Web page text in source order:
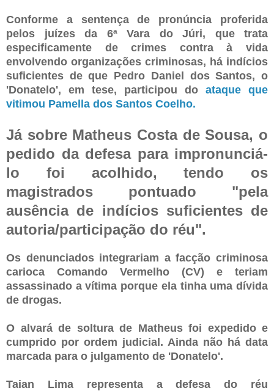
Conforme a sentença de pronúncia proferida
pelos juízes da 6ª Vara do Júri, que trata
especificamente de crimes contra à vida
envolvendo organizações criminosas, há indícios
suficientes de que Pedro Daniel dos Santos, o
'Donatelo', em tese, participou do ataque que
vitimou Pamella dos Santos Coelho.
Já sobre Matheus Costa de Sousa, o
pedido da defesa para impronunciá-
lo foi acolhido, tendo os
magistrados pontuado "pela
ausência de indícios suficientes de
autoria/participação do réu".
Os denunciados integrariam a facção criminosa
carioca Comando Vermelho (CV) e teriam
assassinado a vítima porque ela tinha uma dívida
de drogas.
O alvará de soltura de Matheus foi expedido e
cumprido por ordem judicial. Ainda não há data
marcada para o julgamento de 'Donatelo'.
Taian Lima representa a defesa do réu